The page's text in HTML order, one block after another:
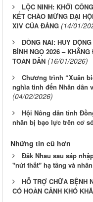
LỘC NINH: KHỞI
KẾT CHÀO MỪNG ĐẠI
XIV CỦA ĐẢNG (14/01/
ĐỒNG NAI: HUY
BÍNH NGỌ 2026 –
TOÀN DÂN (16/01/2026)
Chương trình “Xuân
nghĩa tình đến Nhân dân
(04/02/2026)
Hội Nông dân tỉnh
nhân bị bạo lực trên cơ
Những tin cũ hơn
Đăk Nhau sau sáp
"nút thắt" hạ tầng và
HỖ TRỢ CHỮA BỆNH
CÓ HOÀN CẢNH KHÓ